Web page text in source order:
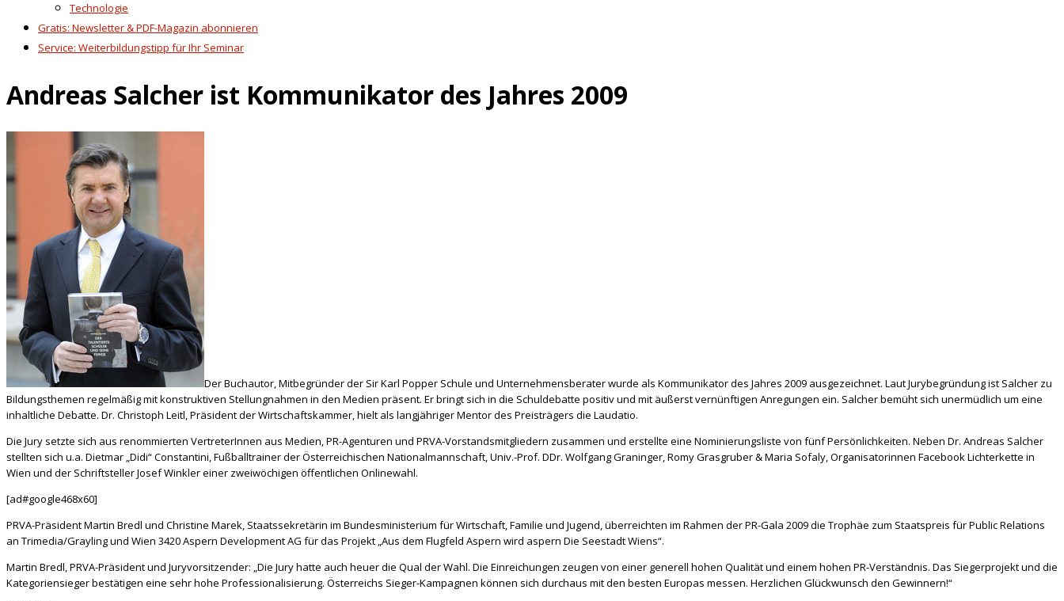
Technologie
Gratis: Newsletter & PDF-Magazin abonnieren
Service: Weiterbildungstipp für Ihr Seminar
Andreas Salcher ist Kommunikator des Jahres 2009
Der Buchautor, Mitbegründer der Sir Karl Popper Schule und Unternehmensberater wurde als Kommunikator des Jahres 2009 ausgezeichnet. Laut Jurybegründung ist Salcher zu
Bildungsthemen regelmäßig mit konstruktiven Stellungnahmen in den Medien präsent. Er bringt sich in die Schuldebatte positiv und mit äußerst vernünftigen Anregungen ein. Salcher bemüht sich unermüdlich um eine
inhaltliche Debatte. Dr. Christoph Leitl, Präsident der Wirtschaftskammer, hielt als langjähriger Mentor des Preisträgers die Laudatio.
Die Jury setzte sich aus renommierten VertreterInnen aus Medien, PR-Agenturen und PRVA-Vorstandsmitgliedern zusammen und erstellte eine Nominierungsliste von fünf Persönlichkeiten. Neben Dr. Andreas Salcher
stellten sich u.a. Dietmar „Didi“ Constantini, Fußballtrainer der Österreichischen Nationalmannschaft, Univ.-Prof. DDr. Wolfgang Graninger, Romy Grasgruber & Maria Sofaly, Organisatorinnen Facebook Lichterkette in
Wien und der Schriftsteller Josef Winkler einer zweiwöchigen öffentlichen Onlinewahl.
[ad#google468x60]
PRVA-Präsident Martin Bredl und Christine Marek, Staatssekretärin im Bundesministerium für Wirtschaft, Familie und Jugend, überreichten im Rahmen der PR-Gala 2009 die Trophäe zum Staatspreis für Public Relations
an Trimedia/Grayling und Wien 3420 Aspern Development AG für das Projekt „Aus dem Flugfeld Aspern wird aspern Die Seestadt Wiens“.
Martin Bredl, PRVA-Präsident und Juryvorsitzender: „Die Jury hatte auch heuer die Qual der Wahl. Die Einreichungen zeugen von einer generell hohen Qualität und einem hohen PR-Verständnis. Das Siegerprojekt und die
Kategoriensieger bestätigen eine sehr hohe Professionalisierung. Österreichs Sieger-Kampagnen können sich durchaus mit den besten Europas messen. Herzlichen Glückwunsch den Gewinnern!“